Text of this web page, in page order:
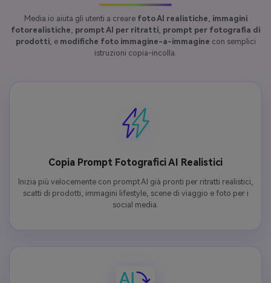
Media.io aiuta gli utenti a creare foto AI realistiche immagini
fotorealistiche prompt AI per ritratti prompt per fotografia di
prodotti, e modifiche foto immagine-a-immagine con semplici
istruzioni copia-incolla.
Copia Prompt Fotografici AI Realistici
Inizia più velocemente con prompt AI già pronti per ritratti realistici,
scatti di prodotti, immagini lifestyle, scene di viaggio e foto per i
social media.